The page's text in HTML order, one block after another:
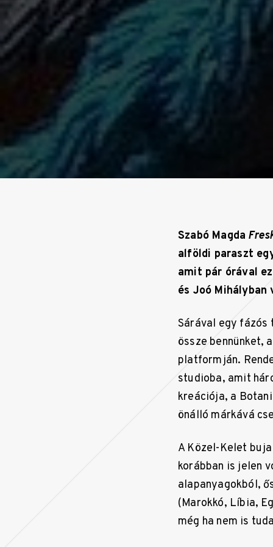
Szabó Magda
alföldi paraszt
amit pár órával
és Joó
Sárával egy fázós
össze bennünket,
platformján.
studioba, amit
kreációja, a
önálló márkává
A Közel-Kelet
korábban is jelen
alapanyagokból,
(Marokkó, Líbia,
még ha nem is